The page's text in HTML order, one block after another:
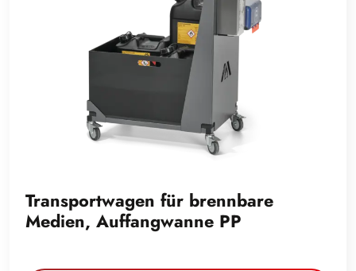
Red-Box für Sicherheits- und
Servicedokumente